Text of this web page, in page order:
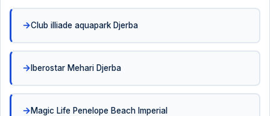
Club illiade aquapark Djerba
Iberostar Mehari Djerba
Magic Life Penelope Beach Imperial